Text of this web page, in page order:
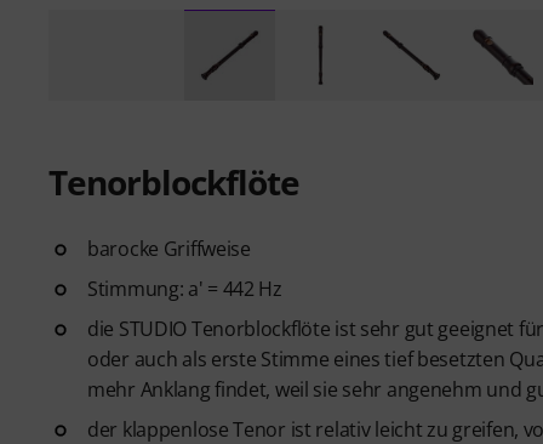
Tenorblockflöte
barocke Griffweise
Stimmung: a' = 442 Hz
die STUDIO Tenorblockflöte ist sehr gut geeignet
oder auch als erste Stimme eines tief besetzten
mehr Anklang findet, weil sie sehr angenehm und
der klappenlose Tenor ist relativ leicht zu greifen,